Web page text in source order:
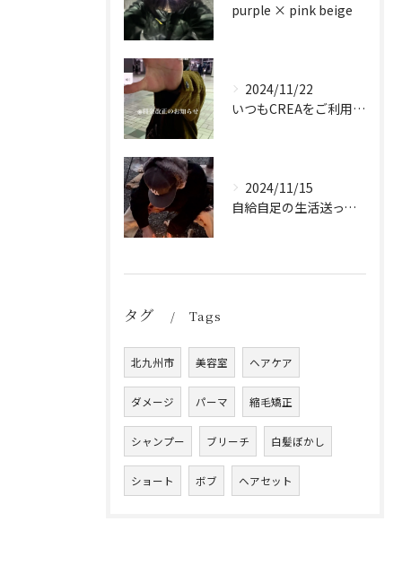
purple × pink beige
2024/11/22
いつもCREAをご利用頂き誠に有難う御座います！
2024/11/15
自給自足の生活送ってます
タグ Tags
北九州市 美容室 ヘアケア
ダメージ パーマ 縮毛矯正
シャンプー ブリーチ 白髪ぼかし
ショート ボブ ヘアセット